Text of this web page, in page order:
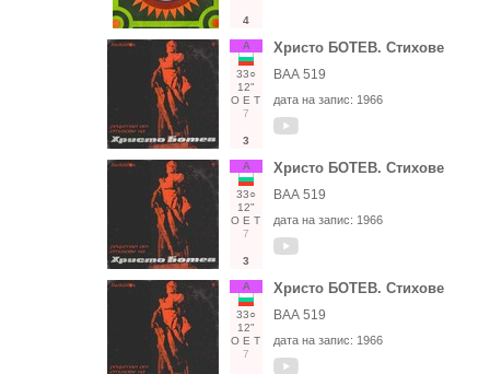
4
А
33○
12"
О Е Т
7
3
Христо БОТЕВ. Стихове
ВАА 519
дата на запис: 1966
А
33○
12"
О Е Т
7
3
Христо БОТЕВ. Стихове
ВАА 519
дата на запис: 1966
А
33○
12"
О Е Т
7
Христо БОТЕВ. Стихове
ВАА 519
дата на запис: 1966